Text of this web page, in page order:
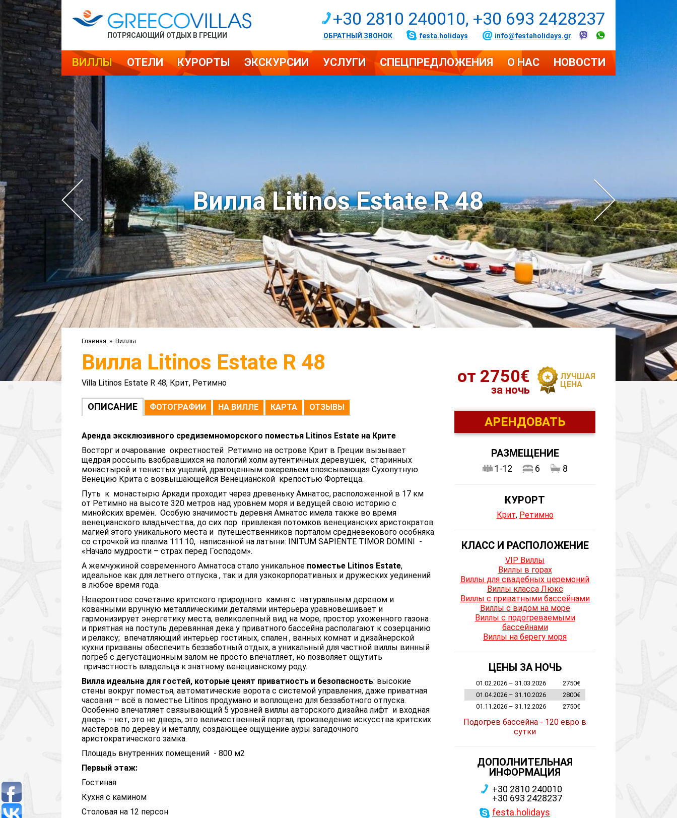
ПОТРЯСАЮЩИЙ ОТДЫХ В ГРЕЦИИ
+30 2810 240010, +30 693 2428237
ОБРАТНЫЙ ЗВОНОК festa.holidays info@festaholidays.gr
ВИЛЛЫ ОТЕЛИ КУРОРТЫ ЭКСКУРСИИ УСЛУГИ СПЕЦПРЕДЛОЖЕНИЯ О НАС НОВОСТИ
Вилла Litinos Estate R 48
Главная » Виллы
Вилла Litinos Estate R 48
Villa Litinos Estate R 48, Крит, Ретимно
ОПИСАНИЕ ФОТОГРАФИИ НА ВИЛЛЕ КАРТА ОТЗЫВЫ
Аренда эксклюзивного средиземноморского поместья Litinos Estate на Крите
Восторг и очарование окрестностей Ретимно на острове Крит в Греции вызывает
щедрая россыпь взобравшихся на пологий холм аутентичных деревушек, старинных
монастырей и тенистых ущелий, драгоценным ожерельем опоясывающая Сухопутную
Венецию Крита с возвышающейся Венецианской крепостью Фортецца.
Путь к монастырю Аркади проходит через древеньку Амнатос, расположенной в 17 км
от Ретимно на высоте 320 метров над уровнем моря и ведущей свою историю с
минойских времён. Особую значимость деревня Амнатос имела также во время
венецианского владычества, до сих пор привлекая потомков венецианских аристократов
магией этого уникального места и путешественников порталом средневекового особняка
со строчкой из плалма 111.10, написанной на латыни: INITUM SAPIENTE TIMOR DOMINI -
«Начало мудрости – страх перед Господом».
А жемчужиной современного Амнатоса стало уникальное поместье Litinos Estate,
идеальное как для летнего отпуска , так и для узкокорпоративных и дружеских уединений
в любое время года.
Невероятное сочетание критского природного камня с натуральным деревом и
кованными вручную металлическими деталями интерьера уравновешивает и
гармонизирует энергетику места, великолепный вид на море, простор ухоженного газона
и приятная на поступь деревянная дека у приватного бассейна располагают к созерцанию
и релаксу; впечатляющий интерьер гостиных, спален , ванных комнат и дизайнерской
кухни призваны обеспечить беззаботный отдых, а уникальный для частной виллы винный
погреб с дегустационным залом не просто впечатляет, но позволяет ощутить
причастность владельца к знатному венецианскому роду.
Вилла идеальна для гостей, которые ценят приватность и безопасность: высокие
стены вокруг поместья, автоматические ворота с системой управления, даже приватная
часовня – всё в поместье Litinos продумано и воплощено для беззаботного отпуска.
Особенно впечатляет связывающий 5 уровней виллы авторского дизайна лифт и входная
дверь – нет, это не дверь, это величественный портал, произведение искусства критских
мастеров по дереву и металлу, создающее ощущение ауры загадочного
аристократического замка.
Площадь внутренних помещений - 800 м2
Первый этаж:
Гостиная
Кухня с камином
Столовая на 12 персон
от 2750€
за ночь
ЛУЧШАЯ
ЦЕНА
АРЕНДОВАТЬ
РАЗМЕЩЕНИЕ
1-12 6 8
КУРОРТ
Крит, Ретимно
КЛАСС И РАСПОЛОЖЕНИЕ
VIP Виллы
Виллы в горах
Виллы для свадебных церемоний
Виллы класса Люкс
Виллы с приватными бассейнами
Виллы с видом на море
Виллы с подогреваемыми
бассейнами
Виллы на берегу моря
ЦЕНЫ ЗА НОЧЬ
01.02.2026 – 31.03.2026
2750€
01.04.2026 – 31.10.2026
2800€
01.11.2026 – 31.12.2026
2750€
Подогрев бассейна - 120 евро в
сутки
ДОПОЛНИТЕЛЬНАЯ
ИНФОРМАЦИЯ
+30 2810 240010
+30 693 2428237
festa.holidays